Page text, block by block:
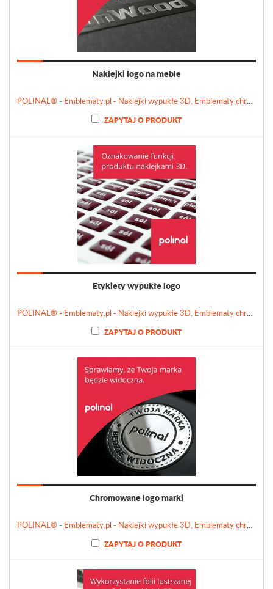
Naklejki logo na meble
POLINAL® - Emblematy.pl - Naklejki wypukłe 3D, Emblematy chromowane, Tabliczki, Etykiety
ZAPYTAJ O PRODUKT
Etykiety wypukłe logo
POLINAL® - Emblematy.pl - Naklejki wypukłe 3D, Emblematy chromowane, Tabliczki, Etykiety
ZAPYTAJ O PRODUKT
Chromowane logo marki
POLINAL® - Emblematy.pl - Naklejki wypukłe 3D, Emblematy chromowane, Tabliczki, Etykiety
ZAPYTAJ O PRODUKT